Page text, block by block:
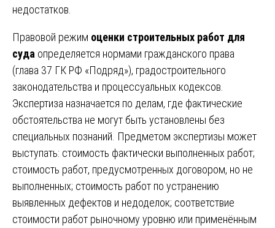
недостатков.
Правовой режим оценки строительных работ для
суда определяется нормами гражданского права
(глава 37 ГК РФ «Подряд»), градостроительного
законодательства и процессуальных кодексов.
Экспертиза назначается по делам, где фактические
обстоятельства не могут быть установлены без
специальных познаний. Предметом экспертизы может
выступать: стоимость фактически выполненных работ;
стоимость работ, предусмотренных договором, но не
выполненных; стоимость работ по устранению
выявленных дефектов и недоделок; соответствие
стоимости работ рыночному уровню или применённым